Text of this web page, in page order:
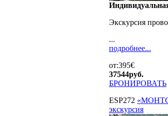
Экскурсия
...
подробнее...
от:395€
37544руб.
БРОНИРОВАТЬ
ESP272
экскурсия